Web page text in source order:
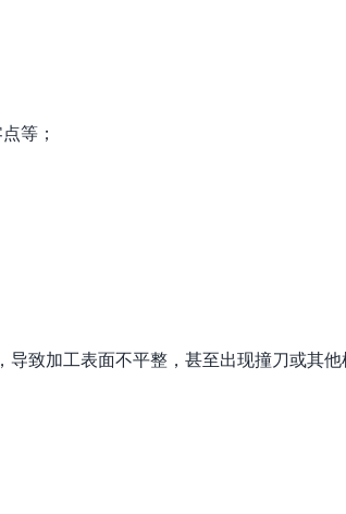
等；
致加工表面不平整，甚至出现撞刀或其